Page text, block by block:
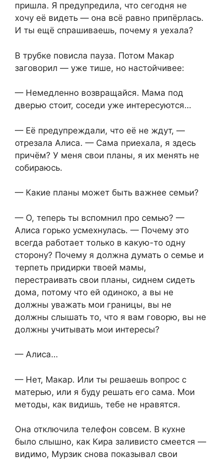
пришла. Я предупредила, что сегодня не
хочу её видеть — она всё равно припёрлась.
И ты ещё спрашиваешь, почему я уехала?
В трубке повисла пауза. Потом Макар
заговорил — уже тише, но настойчивее:
— Немедленно возвращайся. Мама под
дверью стоит, соседи уже интересуются…
— Её предупреждали, что её не ждут, —
отрезала Алиса. — Сама приехала, я здесь
причём? У меня свои планы, я их менять не
собираюсь.
— Какие планы может быть важнее семьи?
— О, теперь ты вспомнил про семью? —
Алиса горько усмехнулась. — Почему это
всегда работает только в какую-то одну
сторону? Почему я должна думать о семье и
терпеть придирки твоей мамы,
перестраивать свои планы, сиднем сидеть
дома, потому что ей одиноко, а вы не
должны уважать мои границы, вы не
должны слышать то, что я вам говорю, вы не
должны учитывать мои интересы?
— Алиса…
— Нет, Макар. Или ты решаешь вопрос с
матерью, или я буду решать его сама. Мои
методы, как видишь, тебе не нравятся.
Она отключила телефон совсем. В кухне
было слышно, как Кира заливисто смеется —
видимо, Мурзик снова показывал свои